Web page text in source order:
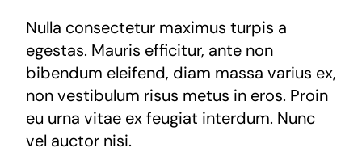
Nulla consectetur maximus turpis a
egestas. Mauris efficitur, ante non
bibendum eleifend, diam massa varius ex,
non vestibulum risus metus in eros. Proin
eu urna vitae ex feugiat interdum. Nunc
vel auctor nisi.